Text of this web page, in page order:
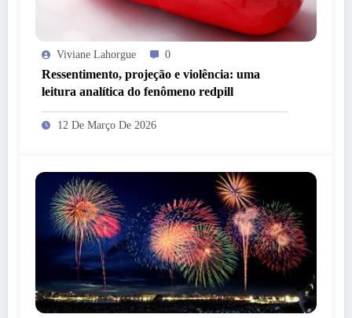
Viviane Lahorgue 0
Ressentimento, projeção e violência: uma
leitura analítica do fenômeno redpill
12 De Março De 2026